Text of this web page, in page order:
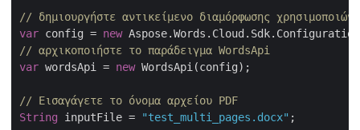
// δημιουργήστε αντικείμενο διαμόρφωσης
var config = new
// αρχικοποιήστε το παράδειγμα WordsApi
var wordsApi = new WordsApi(config);
// Εισαγάγετε το όνομα αρχείου PDF
String inputFile = "test_multi_pages.docx" ;